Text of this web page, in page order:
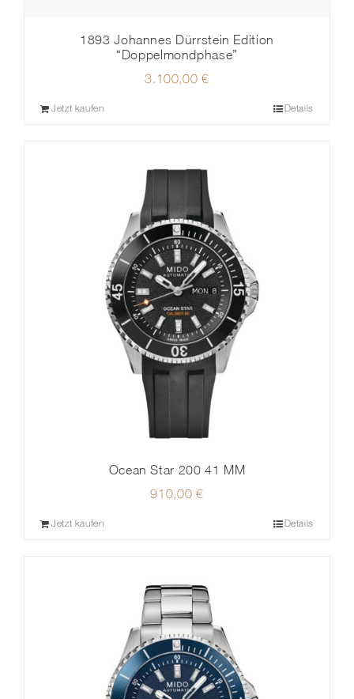
1893 Johannes Dürrstein Edition
“Doppelmondphase”
3.100,00€
Jetzt kaufen Details
Ocean Star 200 41 MM
910,00 €
Jetzt kaufen Details